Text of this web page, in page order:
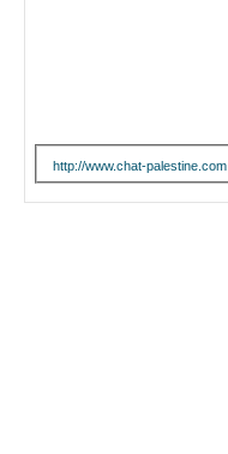
http://www.chat-palestine.com